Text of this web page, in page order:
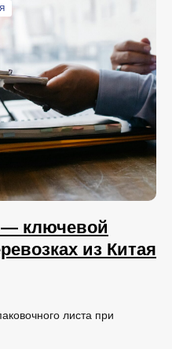
— ключевой
из Китая
листа при